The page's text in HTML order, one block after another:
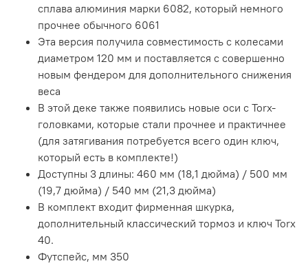
сплава алюминия марки 6082, который немного
прочнее обычного 6061
Эта версия получила совместимость с колесами
диаметром 120 мм и поставляется с совершенно
новым фендером для дополнительного снижения
веса
В этой деке также появились новые оси с Torx-
головками, которые стали прочнее и практичнее
(для затягивания потребуется всего один ключ,
который есть в комплекте!)
Доступны 3 длины: 460 мм (18,1 дюйма) / 500 мм
(19,7 дюйма) / 540 мм (21,3 дюйма)
В комплект входит фирменная шкурка,
дополнительный классический тормоз и ключ Torx
40.
Футспейс, мм 350